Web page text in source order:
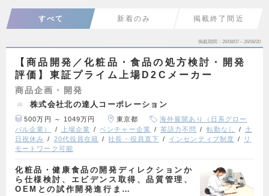
すべて 新着のみ 掲載終了間近
掲載期間 26/08/07～26/08/20
【商品開発／化粧品・食品の処方検討・開発
評価】東証プライム上場D2Cメーカー
商品企画・開発
株式会社北の達人コーポレーション
500万円 ～ 1049万円 東京都
海外展開あり（日系グロー
バル企業）
上場企業 ベンチャー企業 英語力不問 転勤なし
土
日祝休み
20代役員在籍 社長・役員直下 インセンティブ制度
リ
モートワーク可能
化粧品・健康食品の開発ディレクションか
ら仕様検討、エビデンス取得、品質管理、
OEMとの試作開発進行ま…